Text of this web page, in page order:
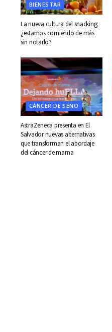
BIENESTAR
La nueva cultura del snacking:
¿estamos comiendo de más
sin notarlo?
CÁNCER DE SENO
AstraZeneca presenta en El
Salvador nuevas alternativas
que transforman el abordaje
del cáncer de mama